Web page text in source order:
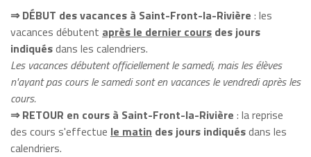
⇒ DÉBUT des vacances à Saint-Front-la-Rivière : les
vacances débutent après le dernier cours des jours
indiquésdans les calendriers.
Les vacances débutent officiellement le samedi, mais les élèves
n'ayant pas cours le samedi sont en vacances le vendredi après les
cours.
⇒ RETOUR en cours à Saint-Front-la-Rivière : la reprise
des cours s'effectue le matin des jours indiquésdans les
calendriers.